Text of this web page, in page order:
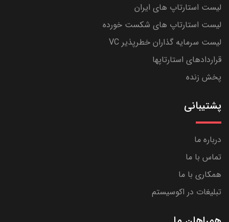
لیست استارتاپ های ایران
لیست استارتاپ های شکست خورده
لیست سرمایه گذاران خطرپذیر VC
قراردادهای استارتاپها
پخش زنده
پشتیبانی
درباره ما
تماس با ما
همکاری با ما
تبلیغات در اکوسیستم